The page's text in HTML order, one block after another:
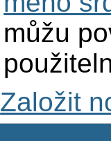
můžu
Založit